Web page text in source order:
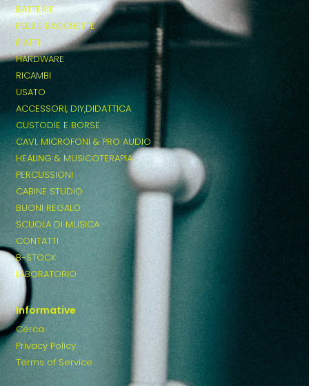
BATTERIE
PELLI E BACCHETTE
PIATTI
HARDWARE
RICAMBI
USATO
ACCESSORI, DIY,DIDATTICA
CUSTODIE E BORSE
CAVI, MICROFONI & PRO AUDIO
HEALING & MUSICOTERAPIA
PERCUSSIONI
CABINE STUDIO
BUONI REGALO
SCUOLA DI MUSICA
CONTATTI
B-STOCK
LABORATORIO
Informative
Cerca
Privacy Policy
Terms of Service